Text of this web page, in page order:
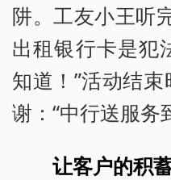
阱。工友小王听
出租银行卡是犯
知道！”活动结
谢：“中行送服务
让客户的积